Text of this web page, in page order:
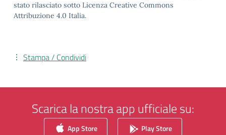
stato rilasciato sotto Licenza Creative Commons
Attribuzione 4.0 Italia.
Stampa / Condividi
Scarica la nostra app ufficiale su:
App Store Play Store